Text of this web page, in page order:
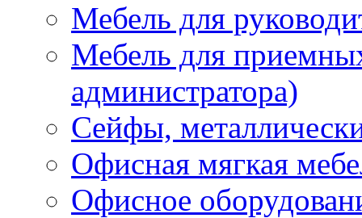
Мебель для
Мебель для
администратора)
Сейфы,
Офисная мягкая
Офисное